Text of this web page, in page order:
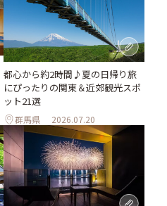
都心から約2時間♪夏の日帰り旅
にぴったりの関東＆近郊観光スポ
ット21選
群馬県 2026.07.20